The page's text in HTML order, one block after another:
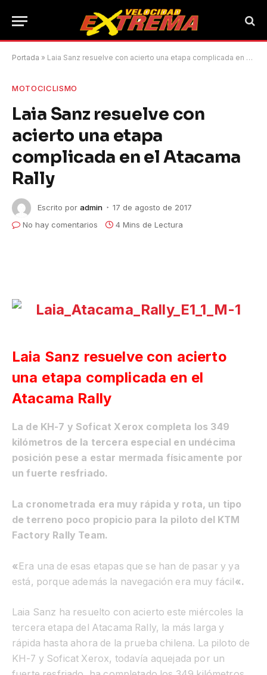
Portada » Laia Sanz resuelve con acierto una etapa complicada en el Atacama Rally
MOTOCICLISMO
Laia Sanz resuelve con
acierto una etapa
complicada en el Atacama
Rally
Escrito por admin
17 de agosto de 2017
No hay comentarios
4 Mins de Lectura
Laia Sanz resuelve con acierto
una etapa complicada en el
Atacama Rally
La de KH-7 y Soficat Xerox completa los 349
kilómetros de la tercera especial en undécima
posición pese a estar mermada físicamente por
un fuerte resfriado.
La cronometrada era muy rápida y rota, un tipo
de terreno poco propicio para la piloto del KTM
Factory Rally Team.
« Era una de esas etapas que se han de pasar y ya
está, porque además la navegación era muy fácil «.
Laia Sanz ha resuelto con acierto este miércoles la
tercera etapa del Atacama Rally, la más larga y
rápida hasta ahora de la prueba chilena. La piloto de
KH-7 y Soficat Xerox, todavía aquejada por un